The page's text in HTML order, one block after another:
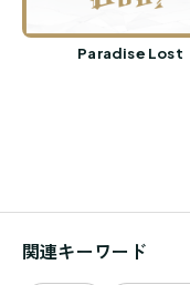
Paradise Lost
関連キーワード